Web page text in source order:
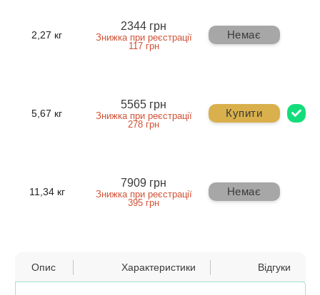
2,27 кг
2344 грн
Знижка при реєстрації
117 грн
Немає
5,67 кг
5565 грн
Знижка при реєстрації
278 грн
Купити
11,34 кг
7909 грн
Знижка при реєстрації
395 грн
Немає
Опис Характеристики Відгуки